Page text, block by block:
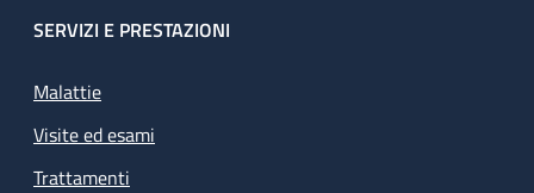
SERVIZI E PRESTAZIONI
Malattie
Visite ed esami
Trattamenti